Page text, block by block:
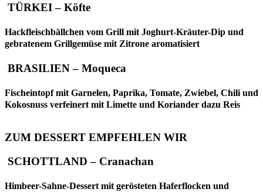
TÜRKEI – Köfte
Hackfleischbällchen vom Grill mit Joghurt-Kräuter-Dip und
gebratenem Grillgemüse mit Zitrone aromatisiert
BRASILIEN – Moqueca
Fischeintopf mit Garnelen, Paprika, Tomate, Zwiebel, Chili und
Kokosnuss verfeinert mit Limette und Koriander dazu Reis
ZUM DESSERT EMPFEHLEN WIR
SCHOTTLAND – Cranachan
Himbeer-Sahne-Dessert mit gerösteten Haferflocken und